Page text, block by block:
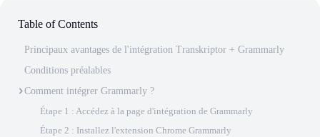
Table of Contents
Principaux avantages de l'intégration Transkriptor + Grammarly
Conditions préalables
Comment intégrer Grammarly ?
Étape 1 : Accédez à la page d'intégration de Grammarly
Étape 2 : Installez l'extension Chrome Grammarly